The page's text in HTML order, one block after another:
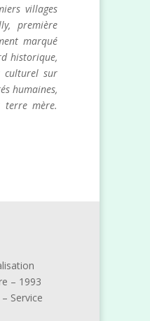
villages
première
marqué
historique,
culturel sur
humaines,
terre mère.
– 1993
Service